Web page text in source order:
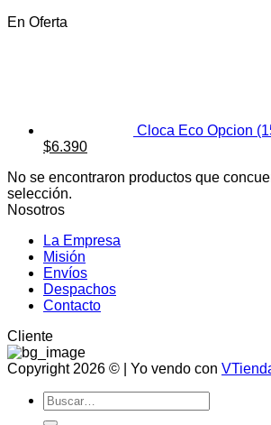
En Oferta
Cloca Eco Opcion
El
original
era:
$6.990.
$6.390El
actual
No se encontraron productos que
selección.
Nosotros
La Empresa
Misión
Envíos
Despachos
Contacto
Cliente
Copyright 2026 © | Yo vendo con
Buscar
por: